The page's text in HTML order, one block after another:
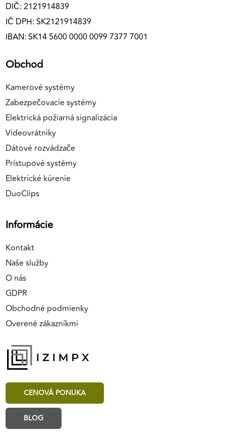
DIČ: 2121914839
IČ DPH: SK2121914839
IBAN: SK14 5600 0000 0099 7377 7001
Obchod
Kamerové systémy
Zabezpečovacie systémy
Elektrická požiarná signalizácia
Videovrátniky
Dátové rozvádzače
Prístupové systémy
Elektrické kúrenie
DuoClips
Informácie
Kontakt
Naše služby
O nás
GDPR
Obchodné podmienky
Overené zákazníkmi
CENOVÁ PONUKA
BLOG